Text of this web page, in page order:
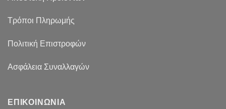
Τρόποι Πληρωμής
Πολιτική Επιστροφών
Ασφάλεια Συναλλαγών
ΕΠΙΚΟΙΝΩΝΙΑ